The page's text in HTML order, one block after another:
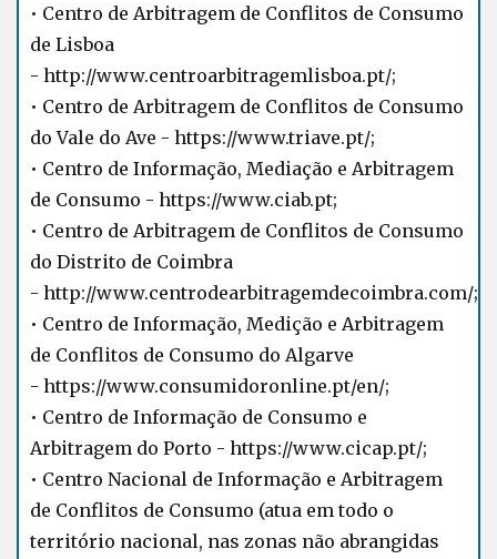
• Centro de Arbitragem de Conflitos de Consumo
de Lisboa
- http://www.centroarbitragemlisboa.pt/;
• Centro de Arbitragem de Conflitos de Consumo
do Vale do Ave - https://www.triave.pt/;
• Centro de Informação, Mediação e Arbitragem
de Consumo - https://www.ciab.pt;
• Centro de Arbitragem de Conflitos de Consumo
do Distrito de Coimbra
- http://www.centrodearbitragemdecoimbra.com/;
• Centro de Informação, Medição e Arbitragem
de Conflitos de Consumo do Algarve
- https://www.consumidoronline.pt/en/;
• Centro de Informação de Consumo e
Arbitragem do Porto - https://www.cicap.pt/;
• Centro Nacional de Informação e Arbitragem
de Conflitos de Consumo (atua em todo o
território nacional, nas zonas não abrangidas